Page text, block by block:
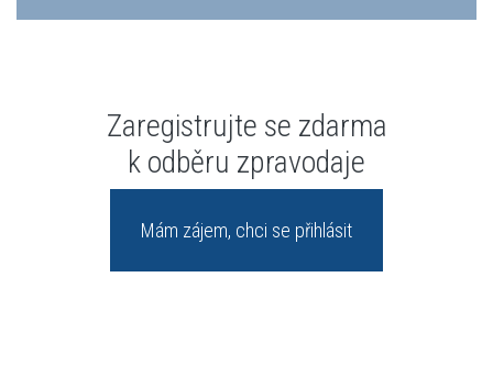
Zaregistrujte se zdarma
k odběru zpravodaje
Mám zájem, chci se přihlásit